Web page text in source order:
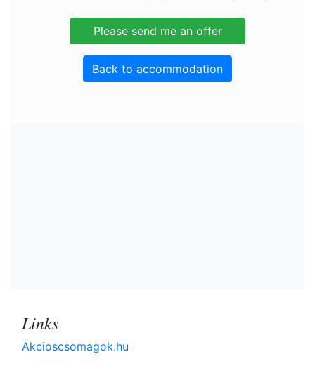
Back to accommodation
Links
Akcioscsomagok.hu